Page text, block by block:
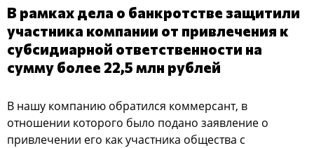
В рамках дела о банкротстве защитили
участника компании от привлечения к
субсидиарной ответственности на
сумму более 22,5 млн рублей
В нашу компанию обратился коммерсант, в
отношении которого было подано заявление о
привлечении его как участника общества с